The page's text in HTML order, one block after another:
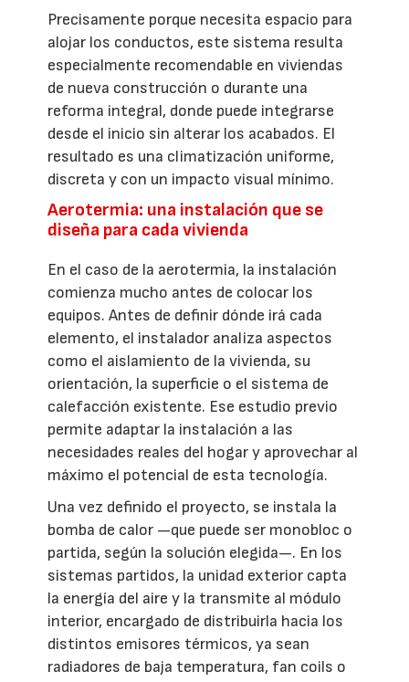
Precisamente porque necesita espacio para
alojar los conductos, este sistema resulta
especialmente recomendable en viviendas
de nueva construcción o durante una
reforma integral, donde puede integrarse
desde el inicio sin alterar los acabados. El
resultado es una climatización uniforme,
discreta y con un impacto visual mínimo.
Aerotermia: una instalación que se
diseña para cada vivienda
En el caso de la aerotermia, la instalación
comienza mucho antes de colocar los
equipos. Antes de definir dónde irá cada
elemento, el instalador analiza aspectos
como el aislamiento de la vivienda, su
orientación, la superficie o el sistema de
calefacción existente. Ese estudio previo
permite adaptar la instalación a las
necesidades reales del hogar y aprovechar al
máximo el potencial de esta tecnología.
Una vez definido el proyecto, se instala la
bomba de calor —que puede ser monobloc o
partida, según la solución elegida—. En los
sistemas partidos, la unidad exterior capta
la energía del aire y la transmite al módulo
interior, encargado de distribuirla hacia los
distintos emisores térmicos, ya sean
radiadores de baja temperatura, fan coils o